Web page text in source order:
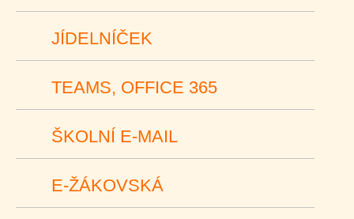
JÍDELNÍČEK
TEAMS, OFFICE 365
ŠKOLNÍ E-MAIL
E-ŽÁKOVSKÁ